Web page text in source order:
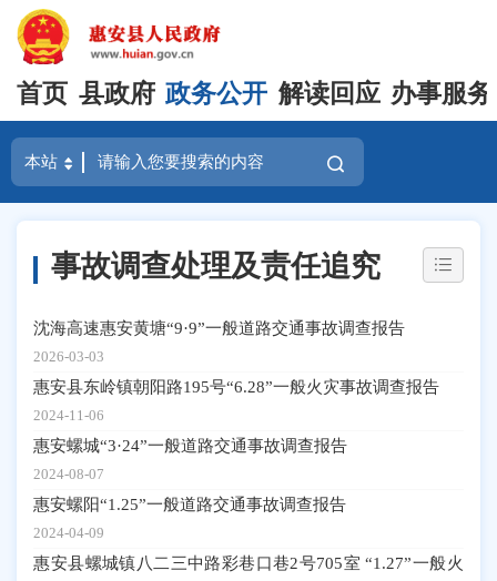
首页 县政府 政务公开 解读回应 办事服务
事故调查处理及责任追究
沈海高速惠安黄塘“9·9”一般道路交通事故调查报告
2026-03-03
惠安县东岭镇朝阳路195号“6.28”一般火灾事故调查报告
2024-11-06
惠安螺城“3·24”一般道路交通事故调查报告
2024-08-07
惠安螺阳“1.25”一般道路交通事故调查报告
2024-04-09
惠安县螺城镇八二三中路彩巷口巷2号705室 “1.27”一般火